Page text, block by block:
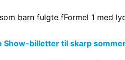
barn fulgte fFormel 1 med
Show-billetter til skarp